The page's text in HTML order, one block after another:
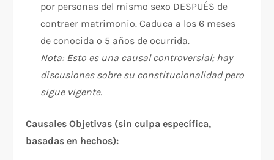
por personas del mismo sexo DESPUÉS de
contraer matrimonio. Caduca a los 6 meses
de conocida o 5 años de ocurrida.​
Nota: Esto es una causal controversial; hay
discusiones sobre su constitucionalidad pero
sigue vigente.
Causales Objetivas (sin culpa específica,
basadas en hechos):